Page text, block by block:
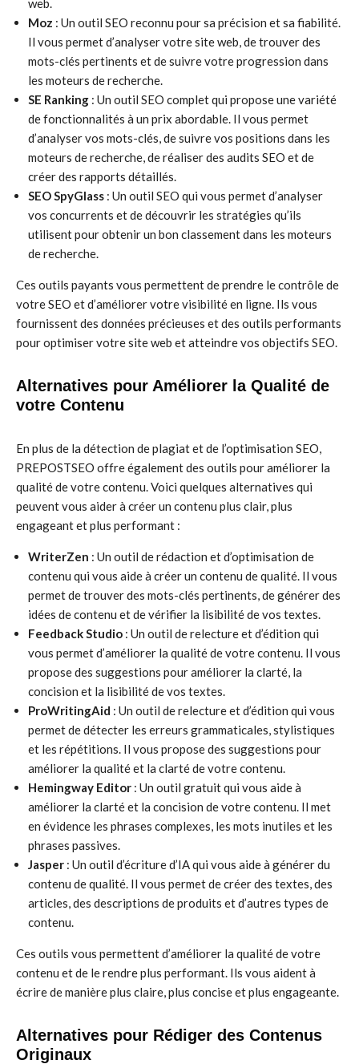
web.
Moz : Un outil SEO reconnu pour sa précision et sa fiabilité.
Il vous permet d’analyser votre site web, de trouver des
mots-clés pertinents et de suivre votre progression dans
les moteurs de recherche.
SE Ranking : Un outil SEO complet qui propose une variété
de fonctionnalités à un prix abordable. Il vous permet
d’analyser vos mots-clés, de suivre vos positions dans les
moteurs de recherche, de réaliser des audits SEO et de
créer des rapports détaillés.
SEO SpyGlass : Un outil SEO qui vous permet d’analyser
vos concurrents et de découvrir les stratégies qu’ils
utilisent pour obtenir un bon classement dans les moteurs
de recherche.
Ces outils payants vous permettent de prendre le contrôle de
votre SEO et d’améliorer votre visibilité en ligne. Ils vous
fournissent des données précieuses et des outils performants
pour optimiser votre site web et atteindre vos objectifs SEO.
Alternatives pour Améliorer la Qualité de
votre Contenu
En plus de la détection de plagiat et de l’optimisation SEO,
PREPOSTSEO offre également des outils pour améliorer la
qualité de votre contenu. Voici quelques alternatives qui
peuvent vous aider à créer un contenu plus clair, plus
engageant et plus performant :
WriterZen : Un outil de rédaction et d’optimisation de
contenu qui vous aide à créer un contenu de qualité. Il vous
permet de trouver des mots-clés pertinents, de générer des
idées de contenu et de vérifier la lisibilité de vos textes.
Feedback Studio : Un outil de relecture et d’édition qui
vous permet d’améliorer la qualité de votre contenu. Il vous
propose des suggestions pour améliorer la clarté, la
concision et la lisibilité de vos textes.
ProWritingAid : Un outil de relecture et d’édition qui vous
permet de détecter les erreurs grammaticales, stylistiques
et les répétitions. Il vous propose des suggestions pour
améliorer la qualité et la clarté de votre contenu.
Hemingway Editor : Un outil gratuit qui vous aide à
améliorer la clarté et la concision de votre contenu. Il met
en évidence les phrases complexes, les mots inutiles et les
phrases passives.
Jasper : Un outil d’écriture d’IA qui vous aide à générer du
contenu de qualité. Il vous permet de créer des textes, des
articles, des descriptions de produits et d’autres types de
contenu.
Ces outils vous permettent d’améliorer la qualité de votre
contenu et de le rendre plus performant. Ils vous aident à
écrire de manière plus claire, plus concise et plus engageante.
Alternatives pour Rédiger des Contenus
Originaux